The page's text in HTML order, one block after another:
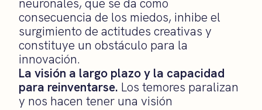
neuronales, que se da como
consecuencia de los miedos, inhibe el
surgimiento de actitudes creativas y
constituye un obstáculo para la
innovación.
La visión a largo plazo y la capacidad
para reinventarse. Los temores paralizan
y nos hacen tener una visión